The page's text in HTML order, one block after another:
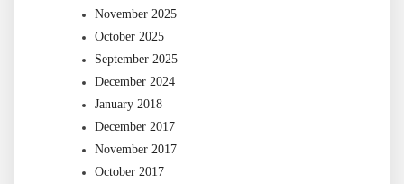
November 2025
October 2025
September 2025
December 2024
January 2018
December 2017
November 2017
October 2017